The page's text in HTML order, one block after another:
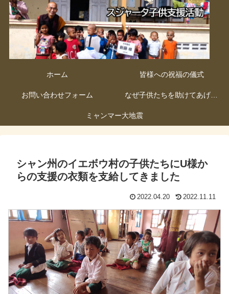
ホーム 皆様への祝福の儀式
お問い合わせフォーム なぜ子供たちを助けてあげないといけないのか
ミャンマー大地震
シャン州のイエボウ村の子供たちにU様か
らの支援の衣類を支給してきました
2022.04.20 2022.11.11